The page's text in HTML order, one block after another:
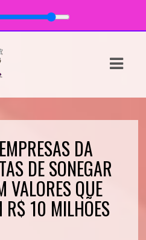
DA
DE SONEGAR
VALORES QUE
R$ 10 MILHÕES